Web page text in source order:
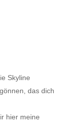
Skyline
das dich
hier meine